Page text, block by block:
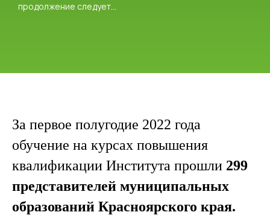
продолжение следует…
За первое полугодие 2022 года
обучение на курсах повышения
квалификации Института прошли 299
представителей муниципальных
образований Красноярского края.